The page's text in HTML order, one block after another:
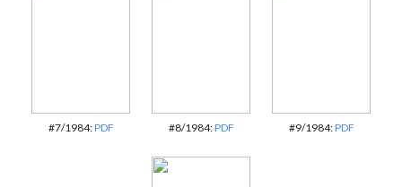
#7/1984:PDF #8/1984:PDF #9/1984:PDF